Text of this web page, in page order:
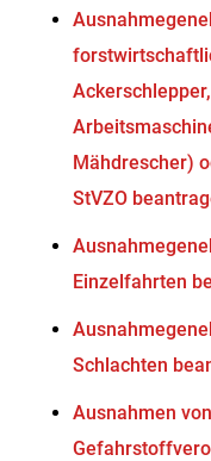
Mähdrescher)
StVZO
Einzelfahrten
Schlachten
Ausnahmen